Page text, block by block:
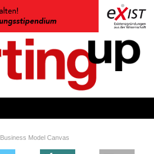
Business Model Canvas